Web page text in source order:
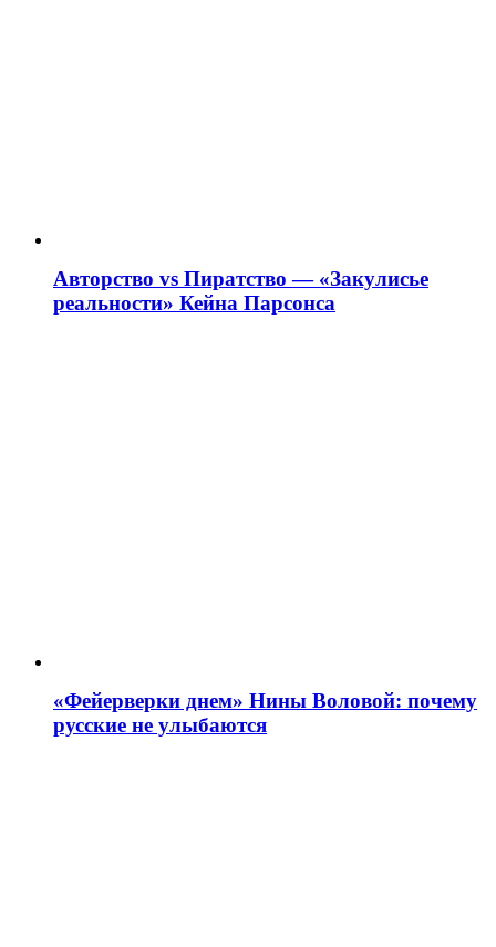
Авторство vs Пиратство — «Закулисье
реальности» Кейна Парсонса
«Фейерверки днем» Нины Воловой: почему
русские не улыбаются